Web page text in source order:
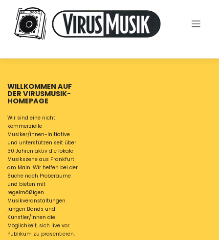
content
WILLKOMMEN AUF
DER VIRUSMUSIK-
HOMEPAGE
Wir sind eine nicht
kommerzielle
Musiker/innen-Initiative
und unterstützen seit über
30 Jahren aktiv die lokale
Musikszene aus Frankfurt
am Main. Wir helfen bei der
Suche nach Proberäume
und bieten mit
regelmäßigen
Musikveranstaltungen
jungen Bands und
Künstler/innen die
Möglichkeit, sich live vor
Publikum zu präsentieren.